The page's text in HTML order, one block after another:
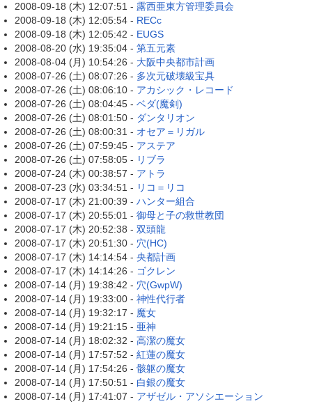
2008-09-18 (木) 12:07:51 - 露西亜東方管理委員会
2008-09-18 (木) 12:05:54 - RECc
2008-09-18 (木) 12:05:42 - EUGS
2008-08-20 (水) 19:35:04 - 第五元素
2008-08-04 (月) 10:54:26 - 大阪中央都市計画
2008-07-26 (土) 08:07:26 - 多次元破壊級宝具
2008-07-26 (土) 08:06:10 - アカシック・レコード
2008-07-26 (土) 08:04:45 - ベダ(魔剣)
2008-07-26 (土) 08:01:50 - ダンタリオン
2008-07-26 (土) 08:00:31 - オセア＝リガル
2008-07-26 (土) 07:59:45 - アステア
2008-07-26 (土) 07:58:05 - リブラ
2008-07-24 (木) 00:38:57 - アトラ
2008-07-23 (水) 03:34:51 - リコ＝リコ
2008-07-17 (木) 21:00:39 - ハンター組合
2008-07-17 (木) 20:55:01 - 御母と子の救世教団
2008-07-17 (木) 20:52:38 - 双頭龍
2008-07-17 (木) 20:51:30 - 穴(HC)
2008-07-17 (木) 14:14:54 - 央都計画
2008-07-17 (木) 14:14:26 - ゴクレン
2008-07-14 (月) 19:38:42 - 穴(GwpW)
2008-07-14 (月) 19:33:00 - 神性代行者
2008-07-14 (月) 19:32:17 - 魔女
2008-07-14 (月) 19:21:15 - 亜神
2008-07-14 (月) 18:02:32 - 高潔の魔女
2008-07-14 (月) 17:57:52 - 紅蓮の魔女
2008-07-14 (月) 17:54:26 - 骸躯の魔女
2008-07-14 (月) 17:50:51 - 白銀の魔女
2008-07-14 (月) 17:41:07 - アザゼル・アソシエーション